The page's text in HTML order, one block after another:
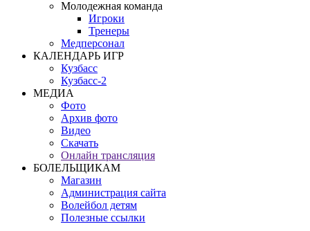
Молодежная команда
Игроки
Тренеры
Медперсонал
КАЛЕНДАРЬ ИГР
Кузбасс
Кузбасс-2
МЕДИА
Фото
Архив фото
Видео
Скачать
Онлайн трансляция
БОЛЕЛЬЩИКАМ
Магазин
Администрация сайта
Волейбол детям
Полезные ссылки